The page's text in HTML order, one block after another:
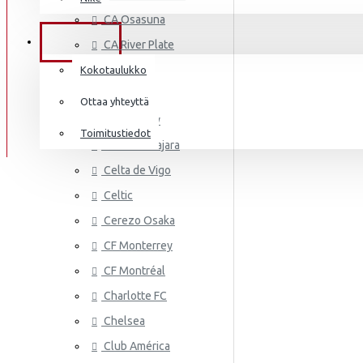
Italia
Mali
Meksiko
Marokko
Uusi-Seelanti
Nigeria
Frenkie de Jong
Mbappé
Donnarumma
A.Becker
Haaland
TIEDOT
Kokotaulukko
Ottaa yhteyttä
Toimitustiedot
CA Osasuna
CA River Plate
Cádiz CF
Cagliari
Cardiff City
CD Guadalajara
Celta de Vigo
Celtic
Cerezo Osaka
CF Monterrey
CF Montréal
Charlotte FC
Chelsea
Club América